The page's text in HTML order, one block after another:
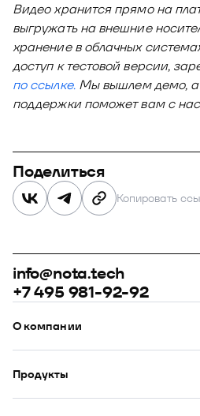
Видео хранится прямо на
выгружать на внешние
хранение в облачных
доступ к тестовой версии,
по ссылке.Мы вышлем демо, а
поддержки поможет вам с
Поделиться
Копировать
info@nota.tech
+7 495 981-92-92
О компании
О нас
Премии
Рейтинги
Кейсы
Продукты
Модус